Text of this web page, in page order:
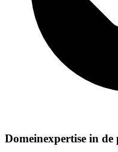
Domeinexpertise in de